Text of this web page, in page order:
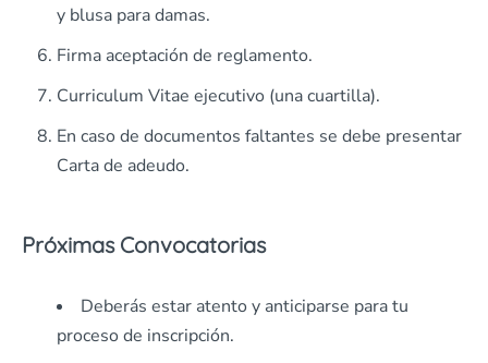
y blusa para damas.
Firma aceptación de reglamento.
Curriculum Vitae ejecutivo (una cuartilla).
En caso de documentos faltantes se debe presentar
Carta de adeudo.
Próximas Convocatorias
Deberás estar atento y anticiparse para tu
proceso de inscripción.